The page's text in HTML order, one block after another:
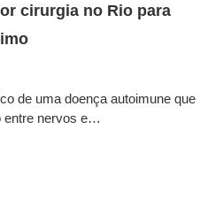
cirurgia no Rio para
de uma doença autoimune que
entre nervos e…